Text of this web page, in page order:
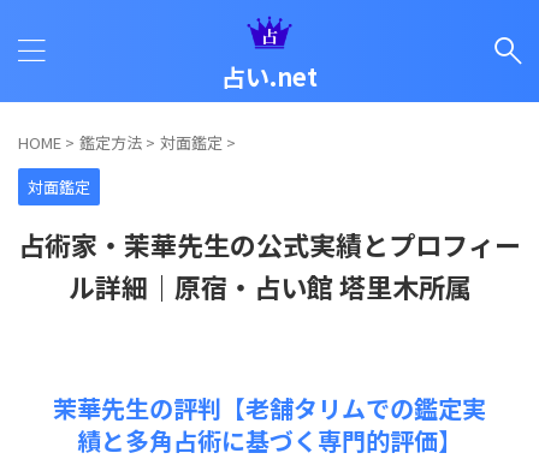
占い.net
HOME > 鑑定方法 > 対面鑑定 >
対面鑑定
占術家・茉華先生の公式実績とプロフィー
ル詳細｜原宿・占い館 塔里木所属
茉華先生の評判【老舗タリムでの鑑定実
績と多角占術に基づく専門的評価】